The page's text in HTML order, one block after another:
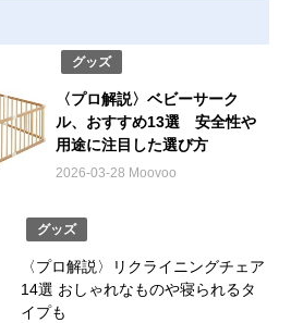
グッズ
〈プロ解説〉ベビーサーク
ル、おすすめ13選 安全性や
用途に注目した選び方
2026-03-28 Moovoo
グッズ
〈プロ解説〉リクライニングチェア
14選 おしゃれなものや寝られるタ
イプも